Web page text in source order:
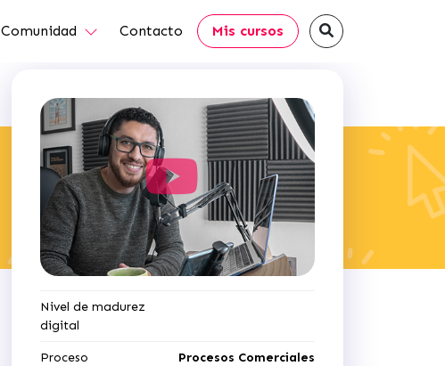
Comunidad Contacto Mis cursos
Nivel de madurez
digital
Proceso Procesos Comerciales